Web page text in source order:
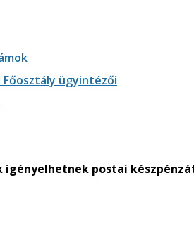
ügyintézői
igényelhetnek postai